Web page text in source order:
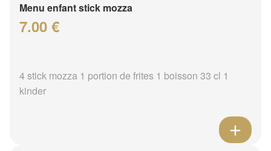
Menu enfant stick mozza
7.00 €
4 stick mozza 1 portion de frites 1 boisson 33 cl 1
kinder